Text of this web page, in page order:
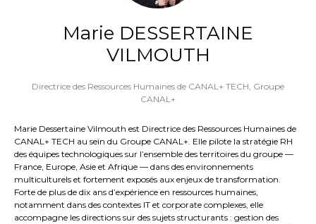
Marie DESSERTAINE
VILMOUTH
Directrice des Ressources Humaines de CANAL+ TECH, Groupe
CANAL+
Marie Dessertaine Vilmouth est Directrice des Ressources Humaines de
CANAL+ TECH au sein du Groupe CANAL+. Elle pilote la stratégie RH
des équipes technologiques sur l’ensemble des territoires du groupe —
France, Europe, Asie et Afrique — dans des environnements
multiculturels et fortement exposés aux enjeux de transformation.
Forte de plus de dix ans d’expérience en ressources humaines,
notamment dans des contextes IT et corporate complexes, elle
accompagne les directions sur des sujets structurants : gestion des